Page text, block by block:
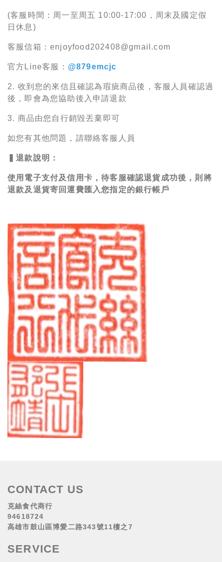
(客服時間：周一至周五 10:00-17:00，周末及國定假
日休息)
客服信箱：enjoyfood202408@gmail.com
官方Line客服： @879emcjc
2. 收到您的來信且確認為瑕疵商品後，客服人員確認過
後，即會為您協助後入申請退款
3. 商品由您自行銷毀丟棄即可
如您有其他問題，請聯絡客服人員
▍退款說明：
使用電子支付及信用卡，待客服確認退貨成功後，則將
退款及退貨寄回運費匯入您指定的銀行帳戶
CONTACT US
克絲食代商行
94618724
高雄市鼓山區博愛二路343號11樓之7
SERVICE